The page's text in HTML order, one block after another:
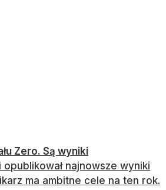
Zero. Są wyniki
najnowsze wyniki
ma ambitne cele na ten rok.